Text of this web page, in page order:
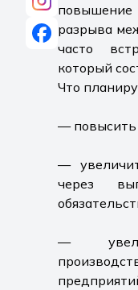
повышение
разрыва
часто
который
Что
— повысить
—
через
—